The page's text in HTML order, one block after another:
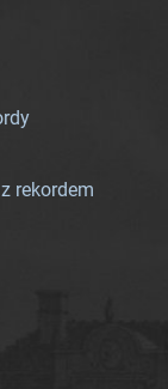
rekordem